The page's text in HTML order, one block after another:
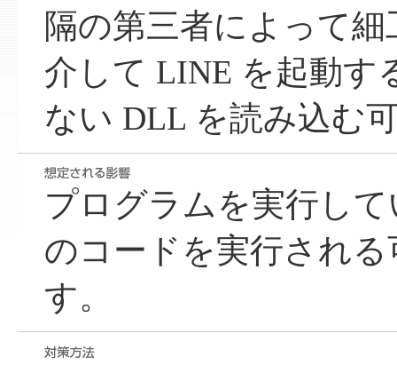
隔の第三者によって
介して LINE を起動す
ない DLL を読み込む
プログラムを実行し
のコードを実行され
す。